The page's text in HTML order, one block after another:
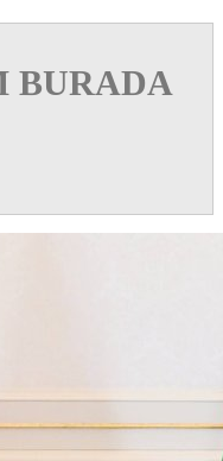
BURADA